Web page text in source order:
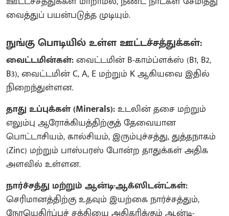
வைத்துப் பயன்படுத்த முடியும்.
நுங்கு பொடியில் உள்ள ஊட்டச்சத்துக்கள்:
வைட்டமின்கள்:வைட்டமின் B-காம்ப்ளக்ஸ் (B1, B2,
B3), வைட்டமின் C, A, E மற்றும் K ஆகியவை இதில்
நிறைந்துள்ளன.
தாது உப்புக்கள் (Minerals):உடலின் தசை மற்றும்
எலும்பு ஆரோக்கியத்திற்குத் தேவையான
பொட்டாசியம், கால்சியம், இரும்புச்சத்து, துத்தநாகம்
(Zinc) மற்றும் பாஸ்பரஸ் போன்ற தாதுக்கள் அதிக
அளவில் உள்ளன.
நார்ச்சத்து மற்றும் ஆன்டி-ஆக்ஸிடன்ட்கள்:
செரிமானத்திற்கு உதவும் இயற்கை நார்ச்சத்தும்,